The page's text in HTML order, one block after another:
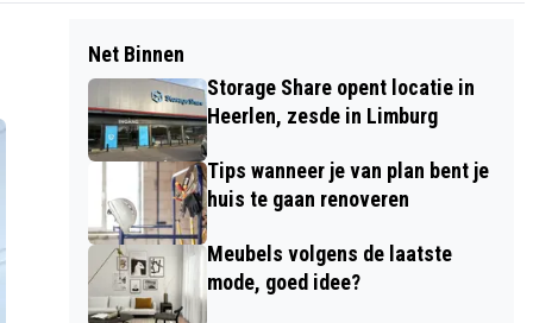
Net Binnen
Storage Share opent locatie in
Heerlen, zesde in Limburg
Tips wanneer je van plan bent je
huis te gaan renoveren
Meubels volgens de laatste
mode, goed idee?